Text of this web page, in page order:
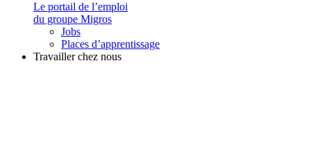
Le portail de l’emploi
du groupe Migros
Jobs
Places d’apprentissage
Travailler chez nous